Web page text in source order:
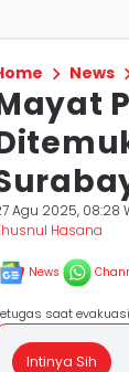
News
Agu 2025, 08:28
Hasana
News
saat
Intinya Sih